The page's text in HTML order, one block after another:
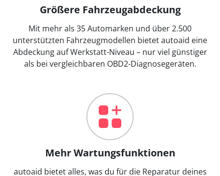
Größere Fahrzeugabdeckung
Mit mehr als 35 Automarken und über 2.500
unterstützten Fahrzeugmodellen bietet autoaid eine
Abdeckung auf Werkstatt-Niveau – nur viel günstiger
als bei vergleichbaren OBD2-Diagnosegeräten.
Mehr Wartungsfunktionen
autoaid bietet alles, was du für die Reparatur deines